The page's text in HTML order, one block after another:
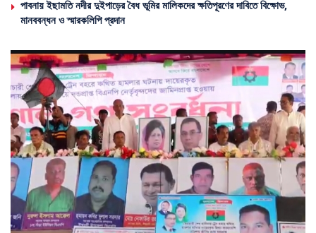
পাবনায় ইছামতি নদীর দুইপাড়ের বৈধ ভূমির মালিকদের ক্ষতিপূরণের দাবিতে বিক্ষোভ,
মানববন্ধন ও স্মারকলিপি প্রদান